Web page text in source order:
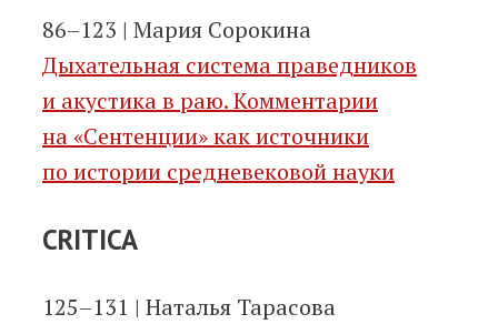
86–123 | Мария Сорокина
Дыхательная система праведников
и акустика в раю. Комментарии
на «Сентенции» как источники
по истории средневековой науки
CRITICA
125–131 | Наталья Тарасова